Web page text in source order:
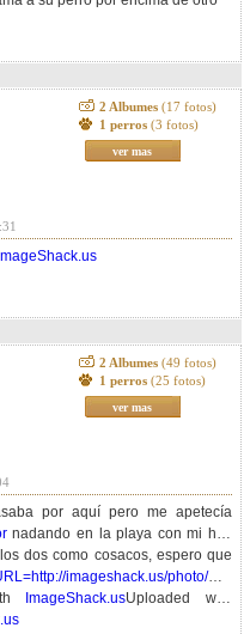
2 Albumes (17 fotos)
1 perros (3 fotos)
ver mas
ImageShack.us
2 Albumes (49 fotos)
1 perros (25 fotos)
ver mas
por aquí pero me apetecía
nadando en la playa con mi hija
dos como cosacos, espero que
imageshack.us/photo/my-
ImageShack.usUploaded with